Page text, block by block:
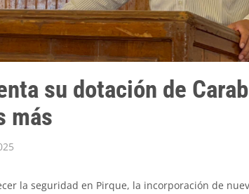
su dotación de
más
la seguridad en Pirque, la incorporación de